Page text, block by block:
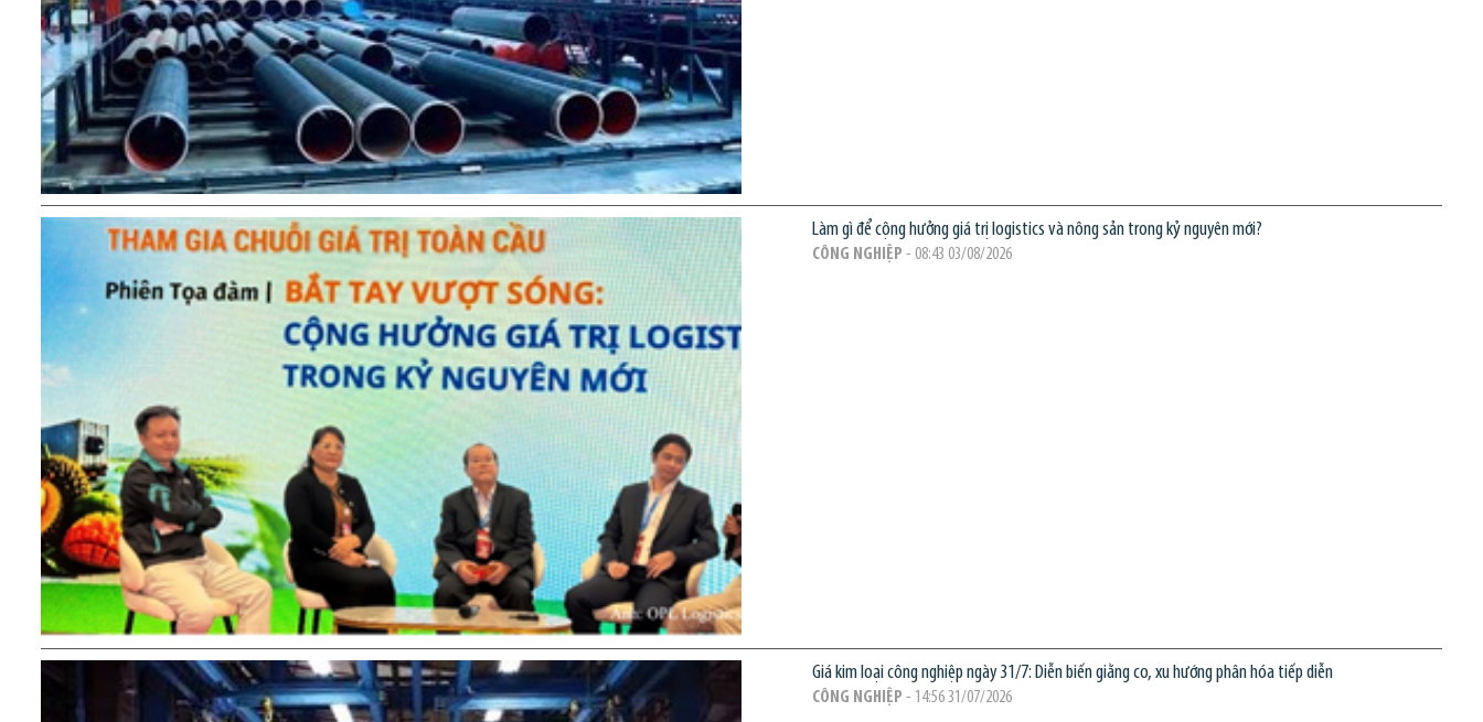
Làm gì để cộng hưởng giá trị logistics và nông sản trong kỷ nguyên mới?
CÔNG NGHIỆP - 08:43 03/08/2026
Giá kim loại công nghiệp ngày 31/7: Diễn biến giằng co, xu hướng phân hóa tiếp diễn
CÔNG NGHIỆP - 14:56 31/07/2026